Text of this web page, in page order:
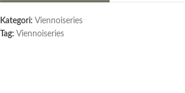
Kategori: Viennoiseries
Tag: Viennoiseries